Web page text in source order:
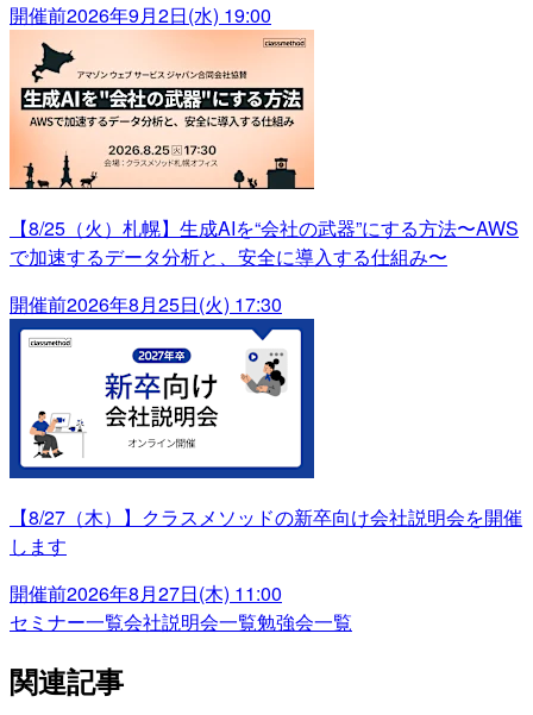
開催前2026年9月2日(水) 19:00
【8/25（火）札幌】生成AIを“会社の武器”にする方法〜AWS
で加速するデータ分析と、安全に導入する仕組み〜
開催前2026年8月25日(火) 17:30
【8/27（木）】クラスメソッドの新卒向け会社説明会を開催
します
開催前2026年8月27日(木) 11:00
セミナー一覧会社説明会一覧勉強会一覧
関連記事